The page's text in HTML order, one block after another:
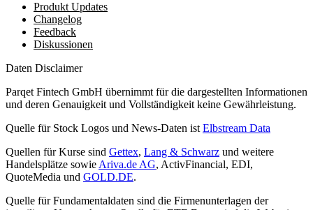
Produkt Updates
Changelog
Feedback
Diskussionen
Daten Disclaimer
Parqet Fintech GmbH übernimmt für die dargestellten Informationen
und deren Genauigkeit und Vollständigkeit keine Gewährleistung.
Quelle für Stock Logos und News-Daten ist Elbstream Data
Quellen für Kurse sind Gettex, Lang & Schwarz und weitere
Handelsplätze sowie Ariva.de AG, ActivFinancial, EDI,
QuoteMedia und GOLD.DE.
Quelle für Fundamentaldaten sind die Firmenunterlagen der